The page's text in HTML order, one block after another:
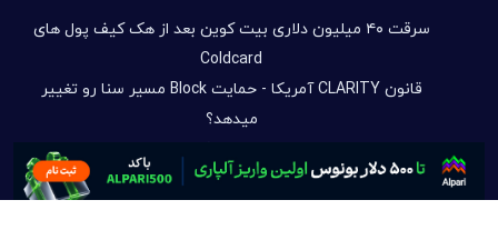
سرقت ۴۰ میلیون دلاری بیت کوین بعد از هک کیف پول های
Coldcard
قانون CLARITY آمریکا - حمایت Block مسیر سنا رو تغییر
میدهد؟
توسل سیستم چیست؟ آشنایی کامل با سیستم معاملاتی
هوشمند T.S در بیتکس روم
بازی تازه DOGE شروع شد